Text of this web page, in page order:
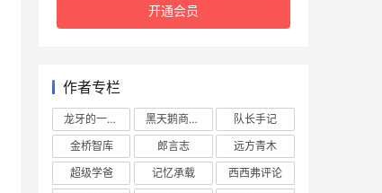
开通会员
作者专栏
龙牙的一座山 黑天鹅商业情报站
队长手记
金桥智库
郎言志
远方青木
超级学爸
记忆承载
西西弗评论